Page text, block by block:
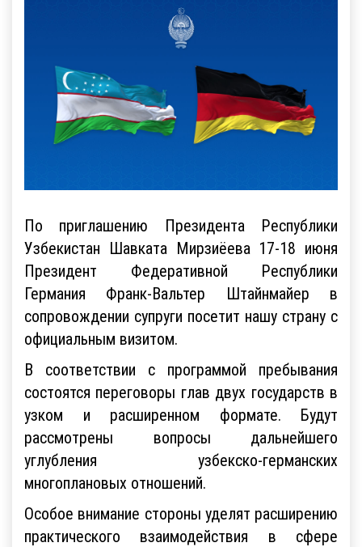
По приглашению Президента Республики
Узбекистан Шавката Мирзиёева 17-18 июня
Президент Федеративной Республики
Германия Франк-Вальтер Штайнмайер в
сопровождении супруги посетит нашу страну с
официальным визитом.
В соответствии с программой пребывания
состоятся переговоры глав двух государств в
узком и расширенном формате. Будут
рассмотрены вопросы дальнейшего
углубления узбекско-германских
многоплановых отношений.
Особое внимание стороны уделят расширению
практического взаимодействия в сфере